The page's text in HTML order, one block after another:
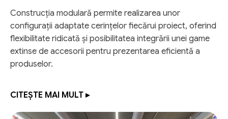
Construcția modulară permite realizarea unor
configurații adaptate cerințelor fiecărui proiect, oferind
flexibilitate ridicată și posibilitatea integrării unei game
extinse de accesorii pentru prezentarea eficientă a
produselor.
CITEȘTE MAI MULT ▸